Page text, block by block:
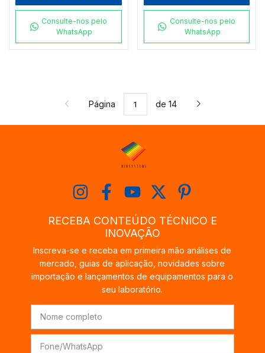
Consulte-nos pelo
WhatsApp
Consulte-nos pelo
WhatsApp
Página de 14
RECEBA CONTEÚDO TÉCNICO E
INOVAÇÃO
Inscreva-se e receba em primeira mão análises de
mercado, guias de aplicação, novidades sobre
importação e lançamentos de equipamentos para o
seu laboratório.